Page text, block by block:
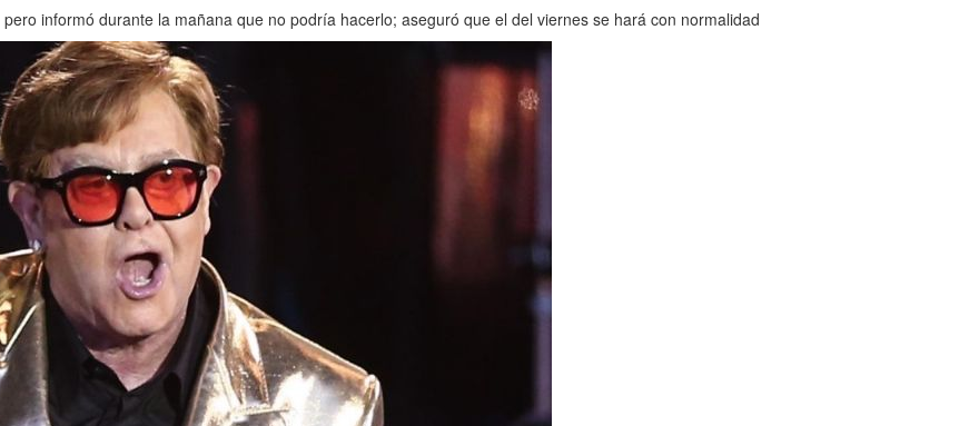
informó durante la mañana que no podría hacerlo; aseguró que el del viernes se hará con normalidad